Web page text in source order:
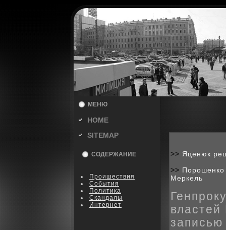
МЕНЮ
HOME
SITEMAP
СОДЕРЖАНИЕ
Пpoишествия
События
Политика
Скандалы
Интернет
>> Яценюк
>> Порошенко
Меркель